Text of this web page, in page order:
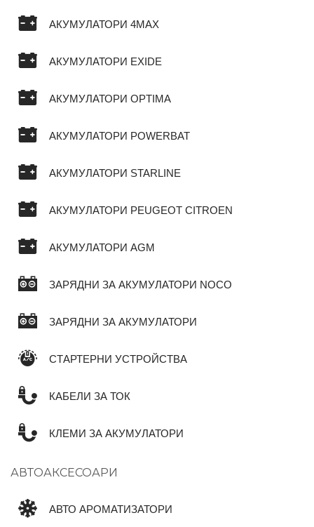
АКУМУЛАТОРИ 4MAX
АКУМУЛАТОРИ EXIDE
АКУМУЛАТОРИ OPTIMA
АКУМУЛАТОРИ POWERBAT
АКУМУЛАТОРИ STARLINE
АКУМУЛАТОРИ PEUGEOT CITROEN
АКУМУЛАТОРИ AGM
ЗАРЯДНИ ЗА АКУМУЛАТОРИ NOCO
ЗАРЯДНИ ЗА АКУМУЛАТОРИ
СТАРТЕРНИ УСТРОЙСТВА
КАБЕЛИ ЗА ТОК
КЛЕМИ ЗА АКУМУЛАТОРИ
АВТОАКСЕСОАРИ
АВТО АРОМАТИЗАТОРИ